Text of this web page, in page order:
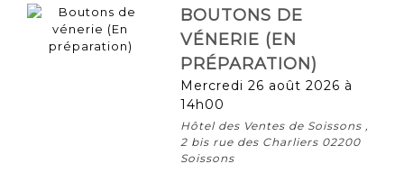
BOUTONS DE
VÉNERIE (EN
PRÉPARATION)
mercredi 26 août 2026 à
14h00
Hôtel des Ventes de Soissons ,
2 bis rue des Charliers 02200
Soissons